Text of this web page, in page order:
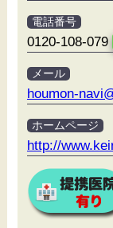
電話番号
0120-108-079
メール
houmon-
ホームページ
http://